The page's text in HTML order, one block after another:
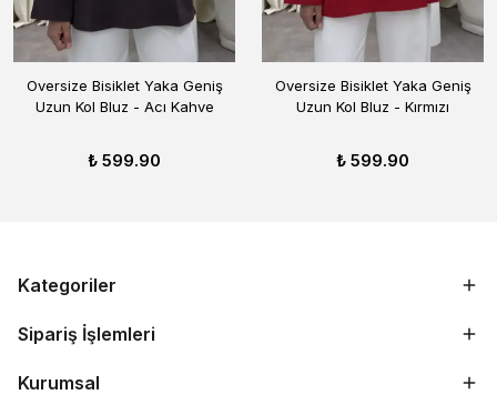
Oversize Bisiklet Yaka Geniş
Uzun Kol Bluz - Acı Kahve
₺ 599.90
Oversize Bisiklet Yaka Geniş
Uzun Kol Bluz - Kırmızı
₺ 599.90
Kategoriler
Sipariş İşlemleri
Kurumsal